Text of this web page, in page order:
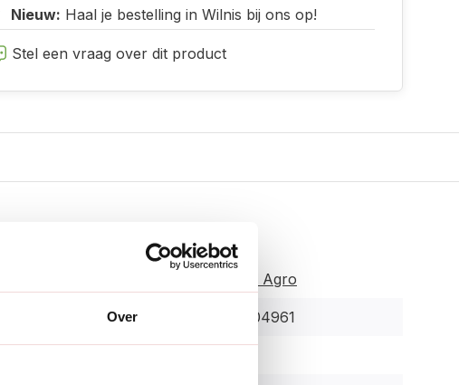
Over
Nieuw: Haal je bestelling in Wilnis bij ons op!
Stel een vraag over dit product
Meuwissen Agro
8006417004961